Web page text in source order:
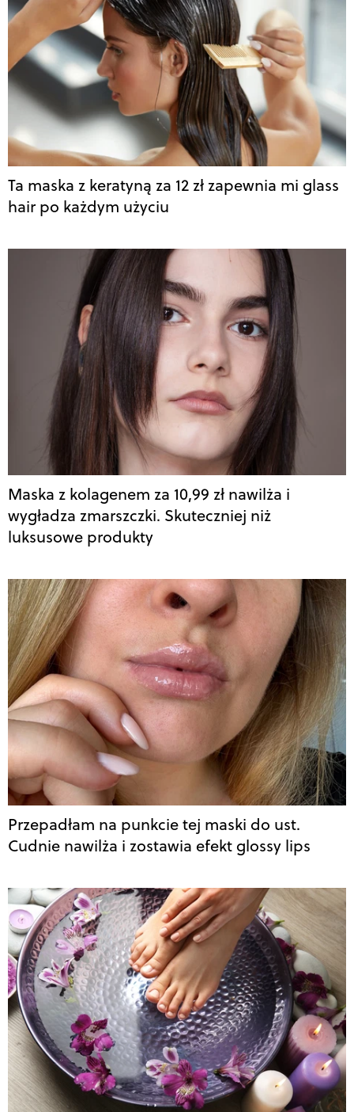
Ta maska z keratyną za 12 zł zapewnia mi glass
hair po każdym użyciu
Maska z kolagenem za 10,99 zł nawilża i
wygładza zmarszczki. Skuteczniej niż
luksusowe produkty
Przepadłam na punkcie tej maski do ust.
Cudnie nawilża i zostawia efekt glossy lips